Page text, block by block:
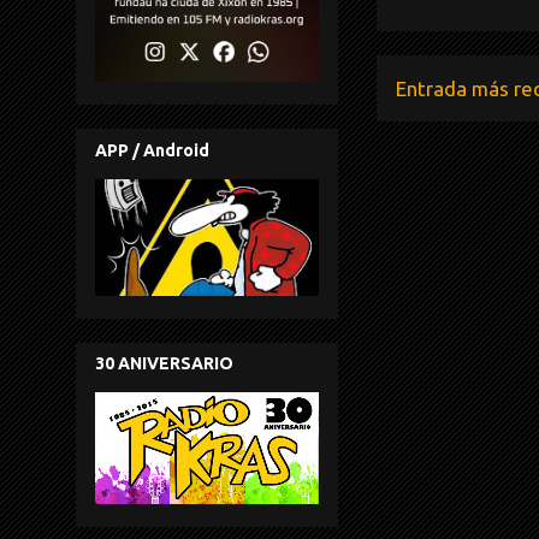
Entrada más
APP / Android
30 ANIVERSARIO